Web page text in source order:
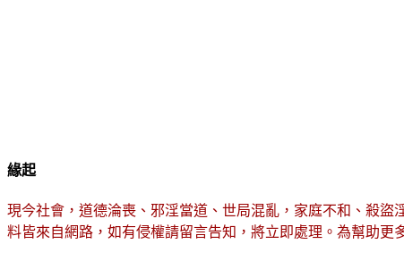
緣起
現今社會，道德淪喪、邪淫當道、世局混亂，家庭不和、殺
料皆來自網路，如有侵權請留言告知，將立即處理。為幫助更